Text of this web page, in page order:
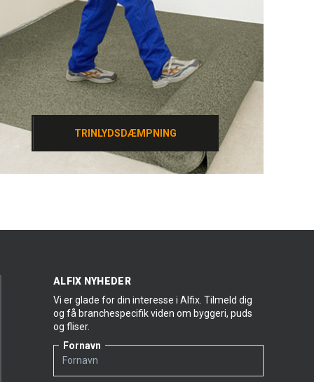
TRINLYDSDÆMPNING
TRINLYDSDÆMPNING
ALFIX NYHEDER
Vi er glade for din interesse i Alfix. Tilmeld dig
og få branchespecifik viden om byggeri, puds
og fliser.
Fornavn